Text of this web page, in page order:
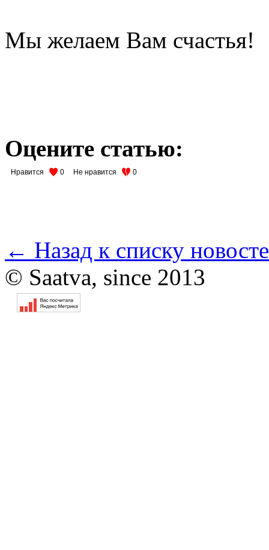
Мы желаем Вам счастья!
Оцените статью:
Нравится 0 Не нравится 0
← Назад к списку
© Saatva, since 2013